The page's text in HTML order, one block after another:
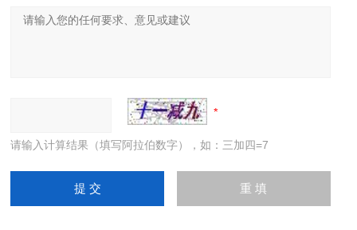
请输入计算结果（填写阿拉伯数字），如：三加四=7